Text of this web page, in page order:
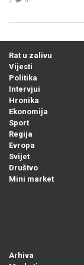
Rat u zalivu
Vijesti
Politika
Intervjui
Hronika
Ekonomija
Sport
Regija
Evropa
Svijet
Društvo
Mini market
Arhiva